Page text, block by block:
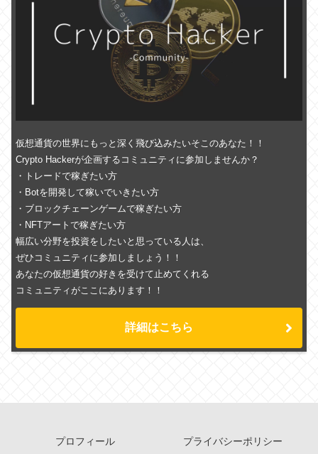
仮想通貨の世界にもっと深く飛び込みたいそこのあなた！！
Crypto Hackerが企画するコミュニティに参加しませんか？
・トレードで稼ぎたい方
・Botを開発して稼いでいきたい方
・ブロックチェーンゲームで稼ぎたい方
・NFTアートで稼ぎたい方
幅広い分野を投資をしたいと思っている人は、
ぜひコミュニティに参加しましょう！！
あなたの仮想通貨の好きを受けて止めてくれる
コミュニティがここにあります！！
詳細はこちら
プロフィール
プライバシーポリシー